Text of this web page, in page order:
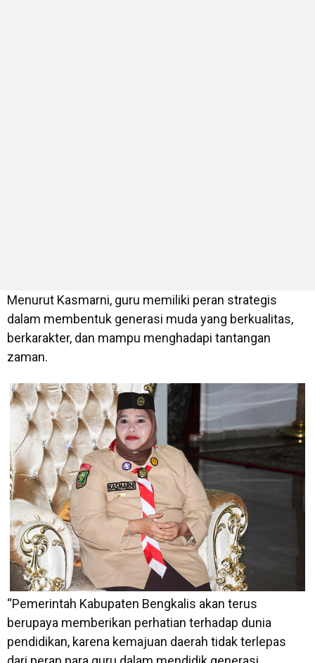
Menurut Kasmarni, guru memiliki peran strategis
dalam membentuk generasi muda yang berkualitas,
berkarakter, dan mampu menghadapi tantangan
zaman.
“Pemerintah Kabupaten Bengkalis akan terus
berupaya memberikan perhatian terhadap dunia
pendidikan, karena kemajuan daerah tidak terlepas